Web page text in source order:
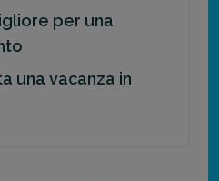
per una
una vacanza in